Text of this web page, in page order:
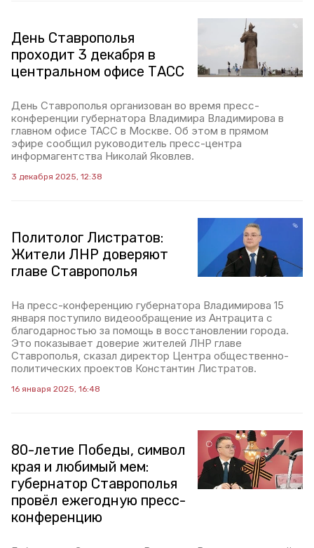
День Ставрополья
проходит 3 декабря в
центральном офисе ТАСС
День Ставрополья организован во время пресс-
конференции губернатора Владимира Владимирова в
главном офисе ТАСС в Москве. Об этом в прямом
эфире сообщил руководитель пресс-центра
информагентства Николай Яковлев.
3 декабря 2025, 12:38
Политолог Листратов:
Жители ЛНР доверяют
главе Ставрополья
На пресс-конференцию губернатора Владимирова 15
января поступило видеообращение из Антрацита с
благодарностью за помощь в восстановлении города.
Это показывает доверие жителей ЛНР главе
Ставрополья, сказал директор Центра общественно-
политических проектов Константин Листратов.
16 января 2025, 16:48
80-летие Победы, символ
края и любимый мем:
губернатор Ставрополья
провёл ежегодную пресс-
конференцию